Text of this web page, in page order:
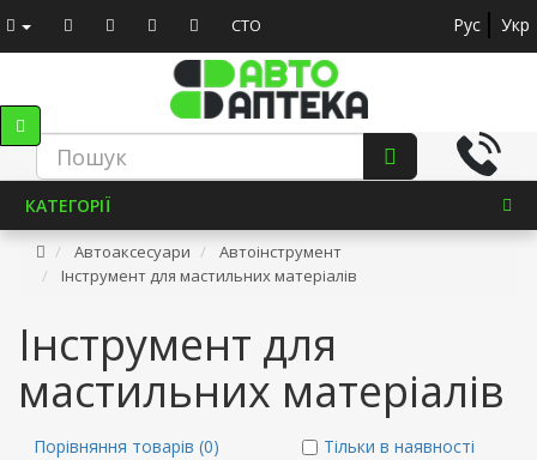
СТО Рус Укр
КАТЕГОРІЇ
Автоаксесуари
Автоінструмент
Інструмент для мастильних матеріалів
Інструмент для
мастильних матеріалів
Порівняння товарів (0) Тільки в наявності